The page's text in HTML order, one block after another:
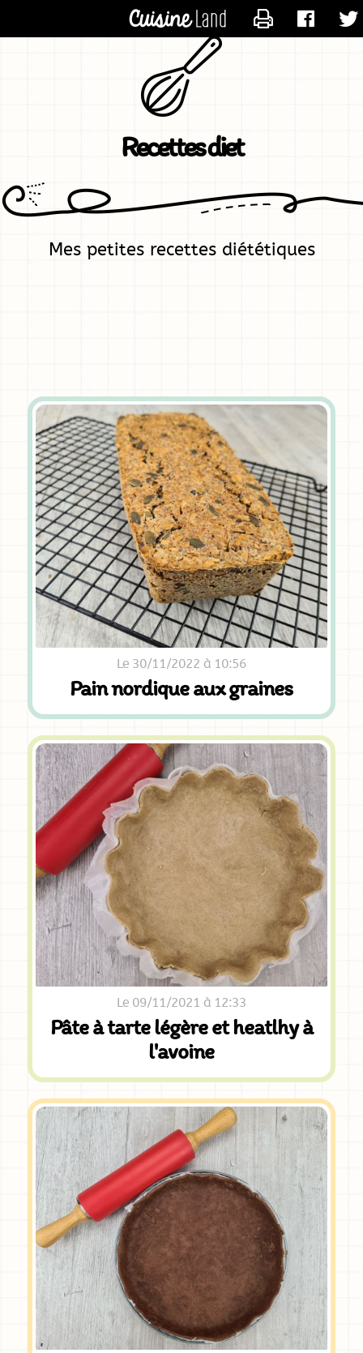
Recettes diet
Mes petites recettes diététiques
Le 30/11/2022 à 10:56
Pain nordique aux graines
Le 09/11/2021 à 12:33
Pâte à tarte légère et heatlhy à
l'avoine
CONTACTER